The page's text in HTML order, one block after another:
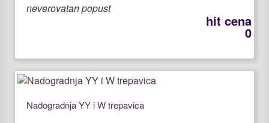
neverovatan popust
hit cena
0
Nadogradnja YY i W trepavica